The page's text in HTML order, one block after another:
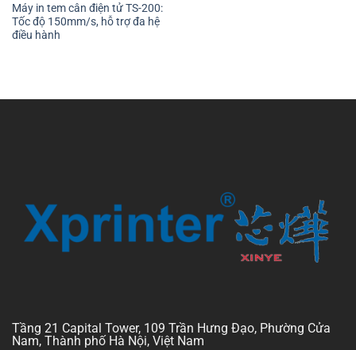
Máy in tem cân điện tử TS-200:
Tốc độ 150mm/s, hỗ trợ đa hệ
điều hành
Tầng 21 Capital Tower, 109 Trần Hưng Đạo, Phường Cửa
Nam, Thành phố Hà Nội, Việt Nam